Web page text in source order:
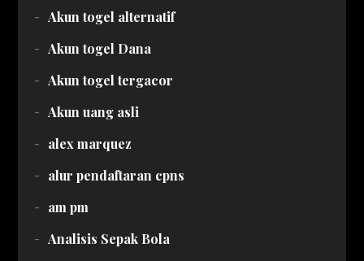
Akun togel alternatif
Akun togel Dana
Akun togel tergacor
Akun uang asli
alex marquez
alur pendaftaran cpns
am pm
Analisis Sepak Bola